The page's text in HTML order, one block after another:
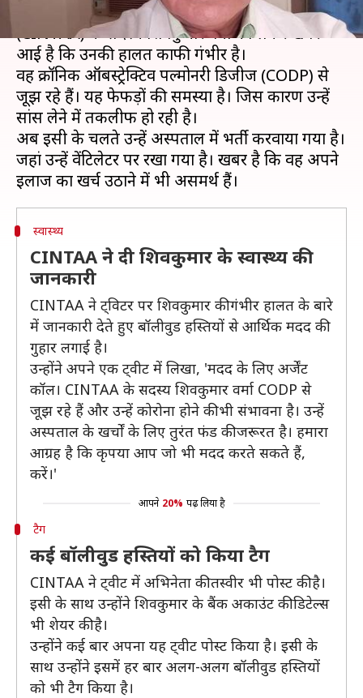
वरिष्ठ अभिनेता और सिने एंड टीवी आर्टिस्ट एसोसिएशन
(CINTAA) के सदस्य शिवकुमार वर्मा को लेकर खबर
आई है कि उनकी हालत काफी गंभीर है।
वह क्रॉनिक ऑबस्ट्रेक्टिव पल्मोनरी डिजीज (CODP) से
जूझ रहे हैं। यह फेफड़ों की समस्या है। जिस कारण उन्हें
सांस लेने में तकलीफ हो रही है।
अब इसी के चलते उन्हें अस्पताल में भर्ती करवाया गया है।
जहां उन्हें वेंटिलेटर पर रखा गया है। खबर है कि वह अपने
स्वास्थ्य
CINTAA ने दी शिवकुमार के स्वास्थ्य की
जानकारी
CINTAA ने ट्विटर पर शिवकुमार की गंभीर हालत के बारे
में जानकारी देते हुए बॉलीवुड हस्तियों से आर्थिक मदद की
गुहार लगाई है।
उन्होंने अपने एक ट्वीट में लिखा, 'मदद के लिए अर्जेंट
कॉल। CINTAA के सदस्य शिवकुमार वर्मा CODP से
जूझ रहे हैं और उन्हें कोरोना होने की भी संभावना है। उन्हें
अस्पताल के खर्चों के लिए तुरंत फंड की जरूरत है। हमारा
आग्रह है कि कृपया आप जो भी मदद करते सकते हैं,
करें।'
आपने 20% पढ़ लिया है
टैग
कई बॉलीवुड हस्तियों को किया टैग
CINTAA ने ट्वीट में अभिनेता की तस्वीर भी पोस्ट की है।
इसी के साथ उन्होंने शिवकुमार के बैंक अकाउंट की डिटेल्स
भी शेयर की है।
उन्होंने कई बार अपना यह ट्वीट पोस्ट किया है। इसी के
साथ उन्होंने इसमें हर बार अलग-अलग बॉलीवुड हस्तियों
को भी टैग किया है।